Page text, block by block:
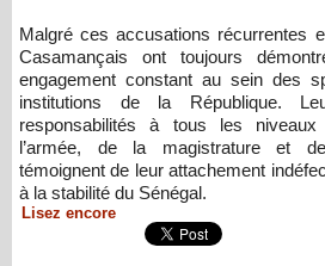
Malgré ces accusations récurrentes
Casamançais ont toujours
engagement constant au sein des
institutions de la République.
responsabilités à tous les niveaux
l’armée, de la magistrature et
témoignent de leur attachement
à la stabilité du Sénégal.
Lisez encore